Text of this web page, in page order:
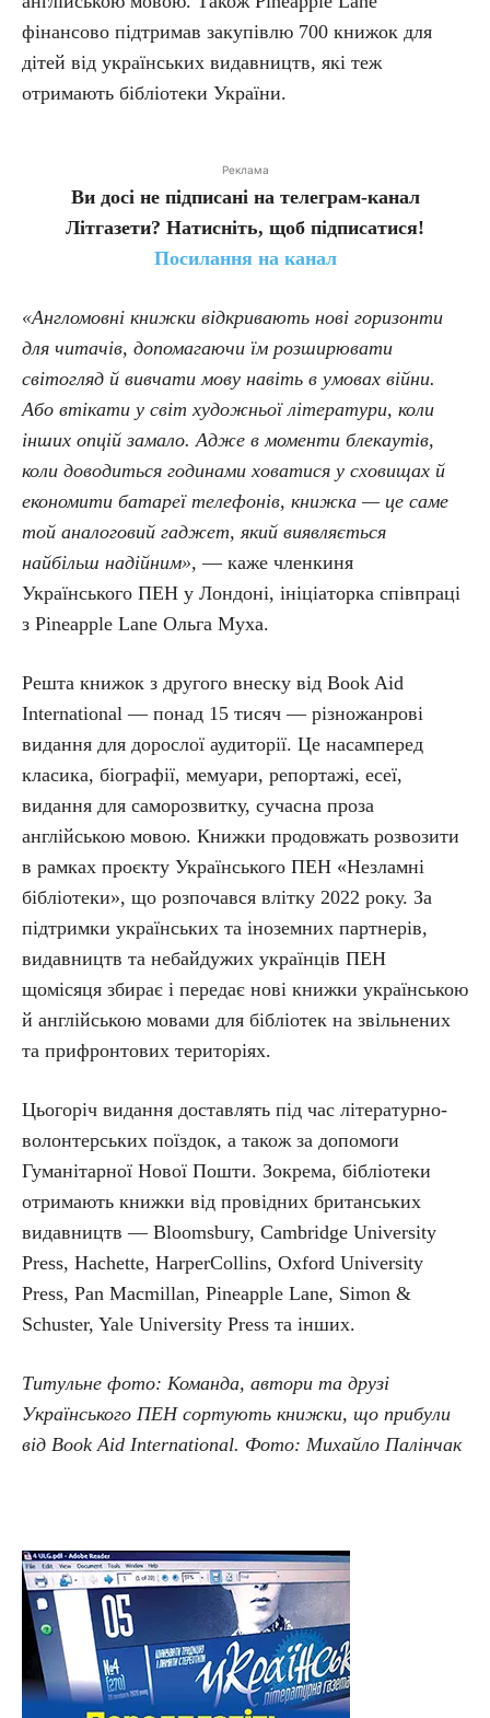
фінансово підтримав закупівлю 700 книжок для
дітей від українських видавництв, які теж
отримають бібліотеки України.
Реклама
Ви досі не підписані на телеграм-канал
Літгазети? Натисніть, щоб підписатися!
Посилання на канал
«Англомовні книжки відкривають нові горизонти
для читачів, допомагаючи їм розширювати
світогляд й вивчати мову навіть в умовах війни.
Або втікати у світ художньої літератури, коли
інших опцій замало. Адже в моменти блекаутів,
коли доводиться годинами ховатися у сховищах й
економити батареї телефонів, книжка — це саме
той аналоговий гаджет, який виявляється
найбільш надійним», — каже членкиня
Українського ПЕН у Лондоні, ініціаторка співпраці
з Pineapple Lane Ольга Муха.
Решта книжок з другого внеску від Book Aid
International — понад 15 тисяч — різножанрові
видання для дорослої аудиторії. Це насамперед
класика, біографії, мемуари, репортажі, есеї,
видання для саморозвитку, сучасна проза
англійською мовою. Книжки продовжать розвозити
в рамках проєкту Українського ПЕН «Незламні
бібліотеки», що розпочався влітку 2022 року. За
підтримки українських та іноземних партнерів,
видавництв та небайдужих українців ПЕН
щомісяця збирає і передає нові книжки українською
й англійською мовами для бібліотек на звільнених
та прифронтових територіях.
Цьогоріч видання доставлять під час літературно-
волонтерських поїздок, а також за допомоги
Гуманітарної Нової Пошти. Зокрема, бібліотеки
отримають книжки від провідних британських
видавництв — Bloomsbury, Cambridge University
Press, Hachette, HarperCollins, Oxford University
Press, Pan Macmillan, Pineapple Lane, Simon &
Schuster, Yale University Press та інших.
Титульне фото: Команда, автори та друзі
Українського ПЕН сортують книжки, що прибули
від Book Aid International. Фото: Михайло Палінчак